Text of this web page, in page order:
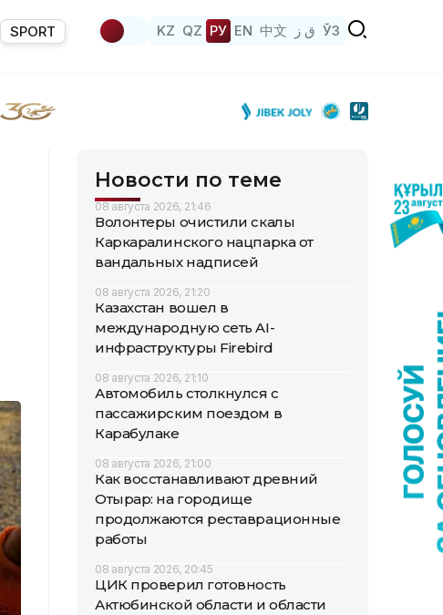
SPORT KZ QZ РУ EN 中文 ق ز ЎЗ
Новости по теме
08 августа 2026, 21:46
Волонтеры очистили скалы
Каркаралинского нацпарка от
вандальных надписей
08 августа 2026, 21:20
Казахстан вошел в
международную сеть AI-
инфраструктуры Firebird
08 августа 2026, 21:10
Автомобиль столкнулся с
пассажирским поездом в
Карабулаке
08 августа 2026, 21:00
Как восстанавливают древний
Отырар: на городище
продолжаются реставрационные
работы
08 августа 2026, 20:45
ЦИК проверил готовность
Актюбинской области и области